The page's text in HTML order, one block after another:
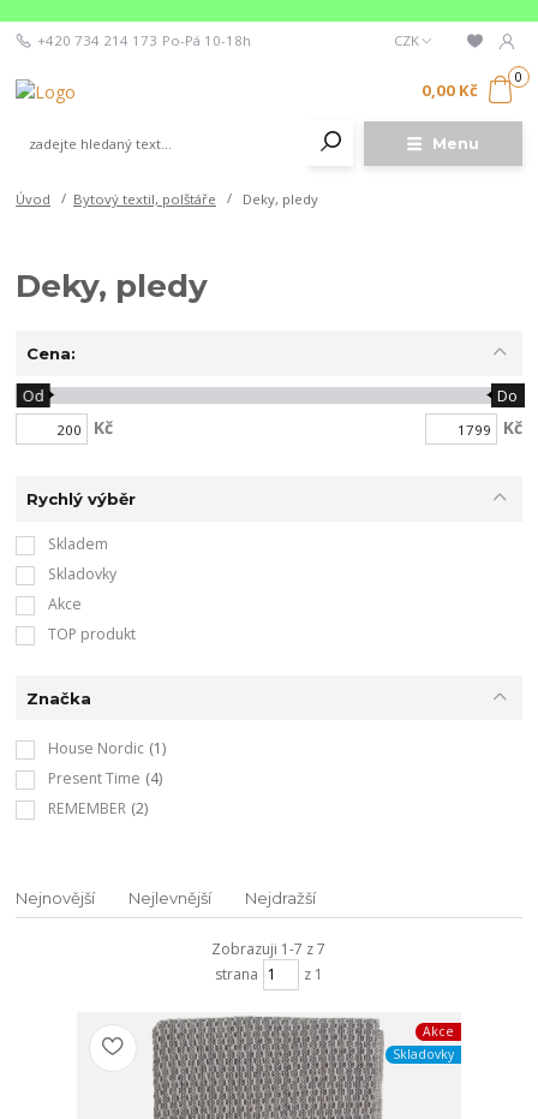
Menu
CZK
+420 734 214 173 Po-Pá 10-18h
0
0,00 Kč
Úvod Bytový textil, polštáře Deky, pledy
Deky, pledy
Cena:
Kč
Od Do
Kč
Rychlý výběr
Skladem
Skladovky
Akce
TOP produkt
Značka
House Nordic (1)
Present Time (4)
REMEMBER (2)
Nejnovější Nejlevnější Nejdražší
Zobrazuji 1-7 z 7
strana
z 1
Akce
Skladovky